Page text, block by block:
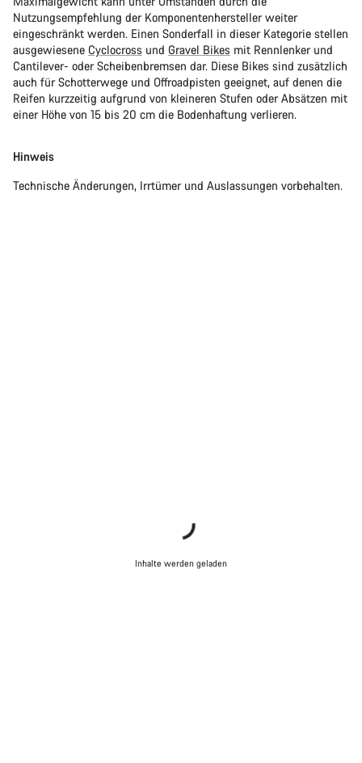
Nutzungsempfehlung der Komponentenhersteller weiter
eingeschränkt werden. Einen Sonderfall in dieser Kategorie stellen
ausgewiesene Cyclocross und Gravel Bikes mit Rennlenker und
Cantilever- oder Scheibenbremsen dar. Diese Bikes sind zusätzlich
auch für Schotterwege und Offroadpisten geeignet, auf denen die
Reifen kurzzeitig aufgrund von kleineren Stufen oder Absätzen mit
einer Höhe von 15 bis 20 cm die Bodenhaftung verlieren.
Hinweis
Technische Änderungen, Irrtümer und Auslassungen vorbehalten.
Inhalte werden geladen